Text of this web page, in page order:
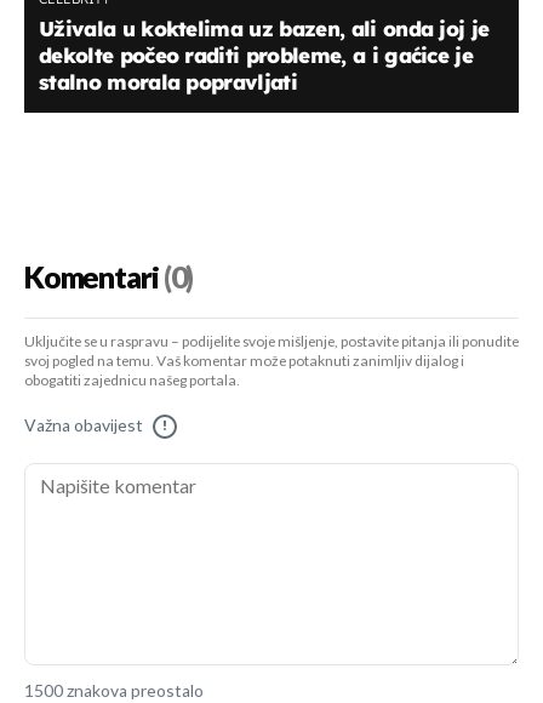
Uživala u koktelima uz bazen, ali onda joj je
dekolte počeo raditi probleme, a i gaćice je
stalno morala popravljati
Komentari(0)
Uključite se u raspravu – podijelite svoje mišljenje, postavite pitanja ili ponudite
svoj pogled na temu. Vaš komentar može potaknuti zanimljiv dijalog i
obogatiti zajednicu našeg portala.
Važna obavijest !
1500 znakova preostalo